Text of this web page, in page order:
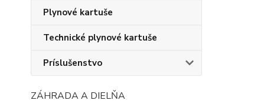
Plynové kartuše
Technické plynové kartuše
Príslušenstvo
ZÁHRADA A DIELŇA